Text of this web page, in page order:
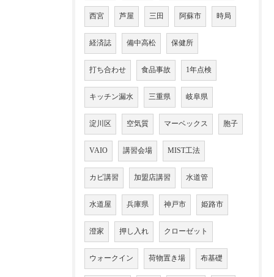
西宮 芦屋 三田 阿蘇市 時局
経済誌 備中高松 保健所
打ち合わせ 食品事故 1年点検
キッチン漏水 三重県 岐阜県
淀川区 空気質 マーベックス 胞子
VAIO 講習会場 MIST工法
カビ講習 加盟店講習 水道管
水道屋 兵庫県 神戸市 姫路市
澄家 押し入れ クローゼット
ウォークイン 荷物置き場 布基礎